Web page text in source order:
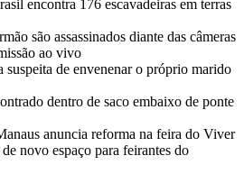
encontra 176 escavadeiras em terras
são assassinados diante das câmeras
ao vivo
suspeita de envenenar o próprio marido
dentro de saco embaixo de ponte
anuncia reforma na feira do Viver
novo espaço para feirantes do